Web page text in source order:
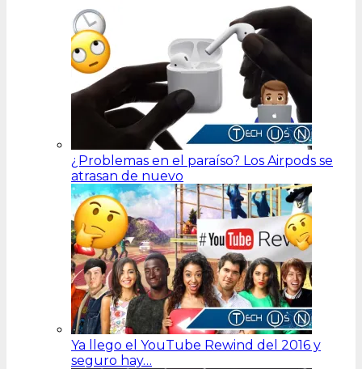
¿Problemas en el paraíso? Los Airpods se
atrasan de nuevo
Ya llego el YouTube Rewind del 2016 y
seguro hay…